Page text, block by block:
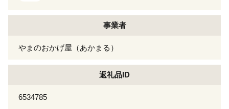
事業者
やまのおかげ屋（あかまる）
返礼品ID
6534785